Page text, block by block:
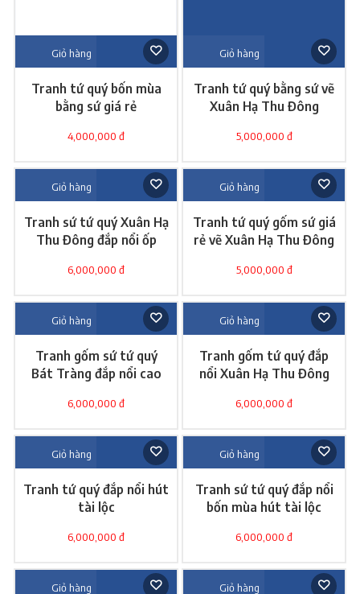
Giỏ hàng
Tranh tứ quý bốn mùa
bằng sứ giá rẻ
4,000,000 đ
Giỏ hàng
Tranh tứ quý bằng sứ vẽ
Xuân Hạ Thu Đông
5,000,000 đ
Giỏ hàng
Tranh sứ tứ quý Xuân Hạ
Thu Đông đắp nổi ốp
6,000,000 đ
Giỏ hàng
Tranh tứ quý gốm sứ giá
rẻ vẽ Xuân Hạ Thu Đông
5,000,000 đ
Giỏ hàng
Tranh gốm sứ tứ quý
Bát Tràng đắp nổi cao
6,000,000 đ
Giỏ hàng
Tranh gốm tứ quý đắp
nổi Xuân Hạ Thu Đông
6,000,000 đ
Giỏ hàng
Tranh tứ quý đắp nổi hút
tài lộc
6,000,000 đ
Giỏ hàng
Tranh sứ tứ quý đắp nổi
bốn mùa hút tài lộc
6,000,000 đ
Giỏ hàng Giỏ hàng